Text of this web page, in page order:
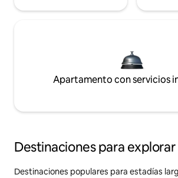
Apartamento con servicios
Destinaciones para explorar
Destinaciones populares para estadías